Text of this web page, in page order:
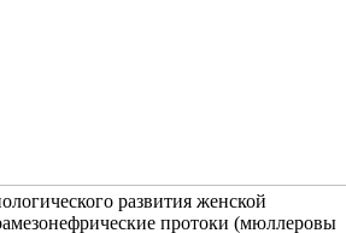
развития женской
протоки (мюллеровы